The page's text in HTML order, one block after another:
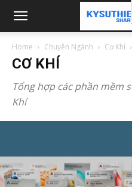
Home Chuyên Ngành Cơ Khí
CƠ KHÍ
Tổng hợp các phần mềm
Khí